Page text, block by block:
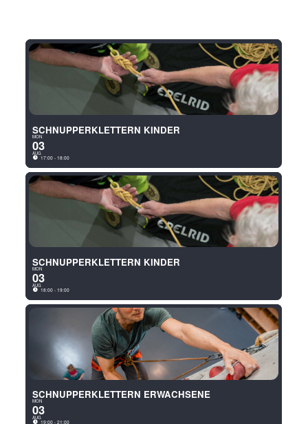
SCHNUPPERKLETTERN
MON
03